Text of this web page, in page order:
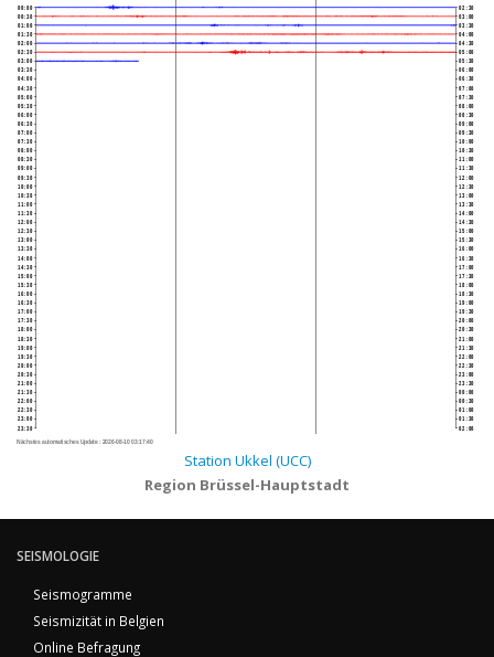
00:00
00:30
01:00
01:30
02:00
02:30
03:00
03:30
04:00
04:30
05:00
05:30
06:00
06:30
07:00
07:30
08:00
08:30
09:00
09:30
10:00
10:30
11:00
11:30
12:00
12:30
13:00
13:30
14:00
14:30
15:00
15:30
16:00
16:30
17:00
17:30
18:00
18:30
19:00
19:30
20:00
20:30
21:00
21:30
22:00
22:30
23:00
23:30
02:30
03:00
03:30
04:00
04:30
05:00
05:30
06:00
06:30
07:00
07:30
08:00
08:30
09:00
09:30
10:00
10:30
11:00
11:30
12:00
12:30
13:00
13:30
14:00
14:30
15:00
15:30
16:00
16:30
17:00
17:30
18:00
18:30
19:00
19:30
20:00
20:30
21:00
21:30
22:00
22:30
23:00
23:30
00:00
00:30
01:00
01:30
02:00
Nächstes automatisches Update : 2026-08-10 03:17:40
Station Ukkel (UCC)
Region Brüssel-Hauptstadt
SEISMOLOGIE
Seismogramme
Seismizität in Belgien
Online Befragung